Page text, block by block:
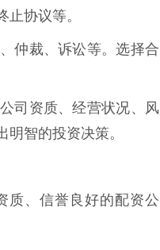
协议等。
仲裁、诉讼等。选择合
司资质、经营状况、风
智的投资决策。
质、信誉良好的配资公